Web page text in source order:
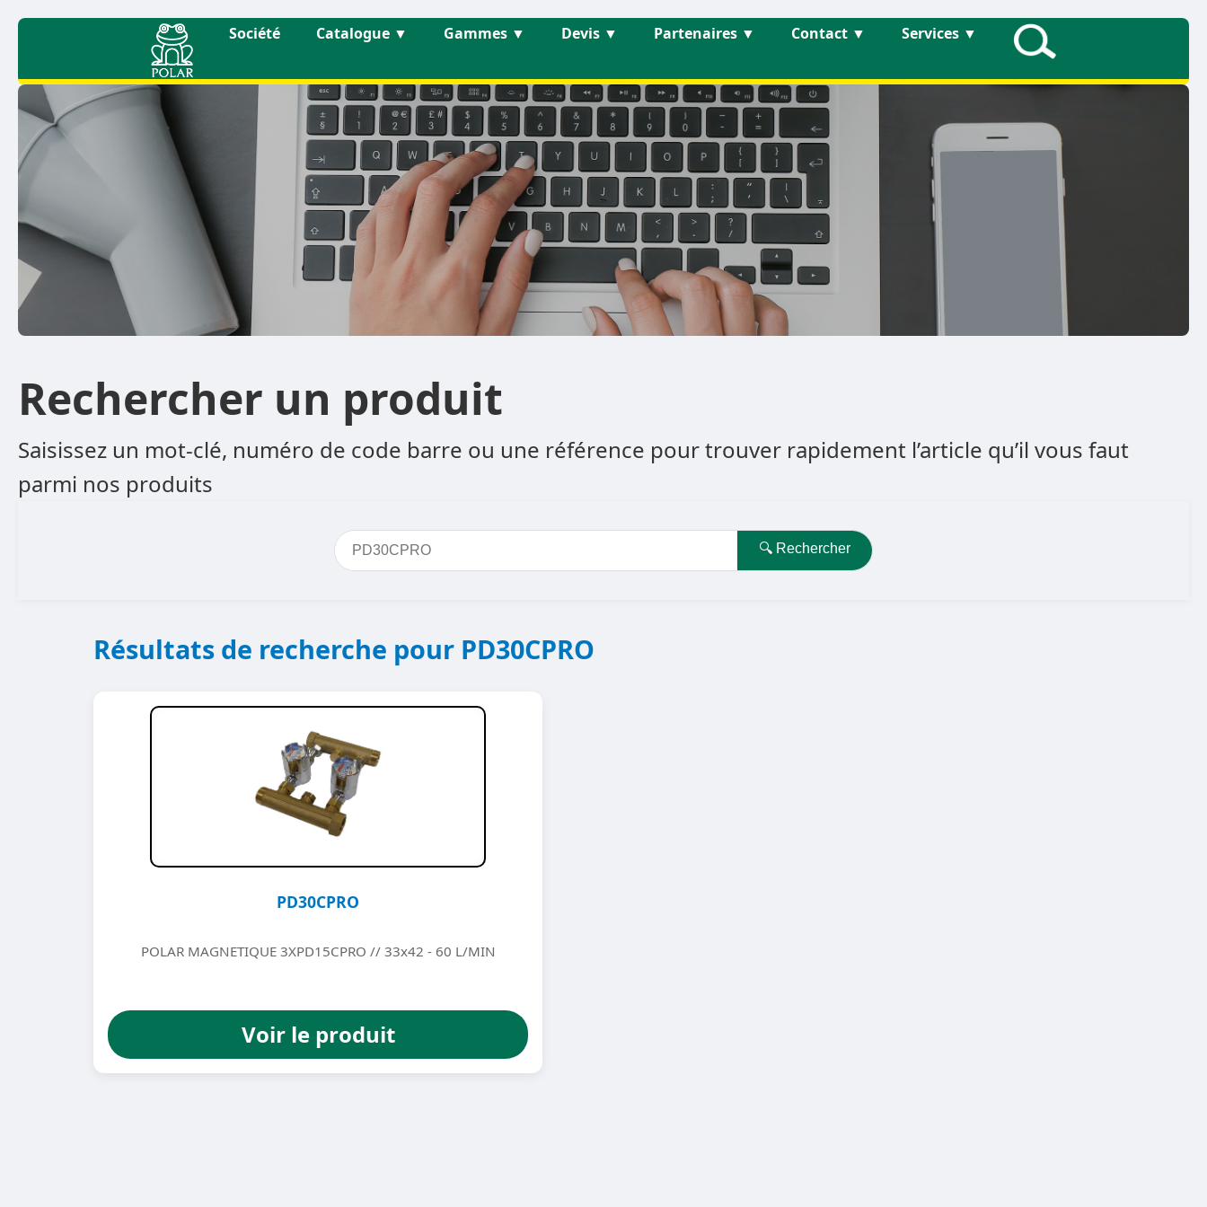
Société Catalogue ▼ Gammes ▼ Devis ▼ Partenaires ▼ Contact ▼ Services ▼
Rechercher un produit
Saisissez un mot-clé, numéro de code barre ou une référence pour trouver rapidement l’article qu’il vous faut
parmi nos produits
🔍 Rechercher
Résultats de recherche pour PD30CPRO
PD30CPRO
POLAR MAGNETIQUE 3XPD15CPRO // 33x42 - 60 L/MIN
Voir le produit